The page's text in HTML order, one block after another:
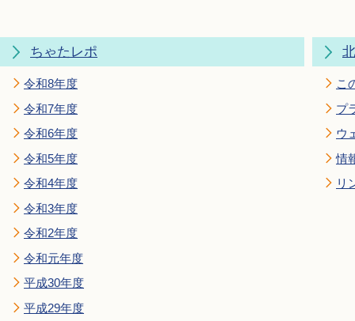
ちゃたレポ
令和8年度
令和7年度
令和6年度
令和5年度
令和4年度
令和3年度
令和2年度
令和元年度
平成30年度
平成29年度
こ
プ
ウ
情
リ